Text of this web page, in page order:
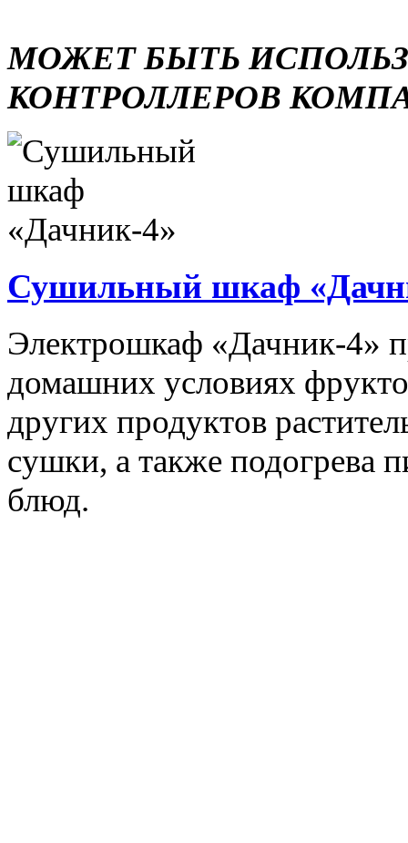
МОЖЕТ БЫТЬ
КОНТРОЛЛЕРОВ
Сушильный шкаф
Электрошкаф «Дачник-4»
домашних условиях
других продуктов
сушки, а также подогрева
блюд.